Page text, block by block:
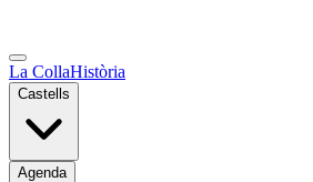
La CollaHistòria
Castells
Agenda